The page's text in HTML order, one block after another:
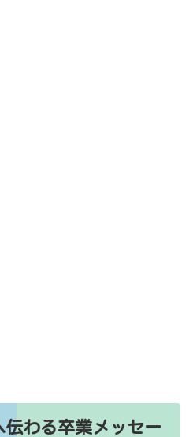
伝わる卒業メッセー